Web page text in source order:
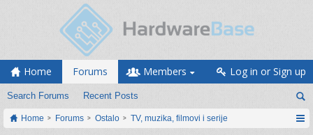
Home Forums
Search Forums Recent Posts
Members Log in or Sign up
Home Forums Ostalo TV, muzika, filmovi i serije